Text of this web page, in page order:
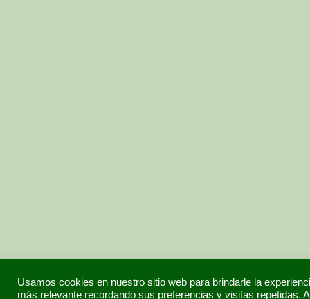
Usamos cookies en nuestro sitio web para brindarle la
más relevante recordando sus preferencias y visitas repetidas.